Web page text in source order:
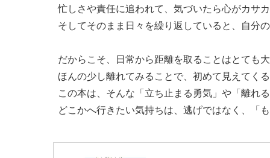
忙しさや責任に追われて、気づいたら心がカサ
そしてそのまま日々を繰り返していると、自分
だからこそ、日常から距離を取ることはとても
ほんの少し離れてみることで、初めて見えてく
この本は、そんな「立ち止まる勇気」や「離れ
どこかへ行きたい気持ちは、逃げではなく、「